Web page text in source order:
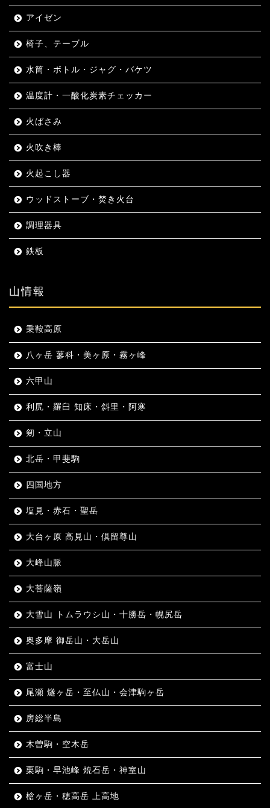
アイゼン
椅子、テーブル
水筒・ボトル・ジャグ・バケツ
温度計・一酸化炭素チェッカー
火ばさみ
火吹き棒
火起こし器
ウッドストーブ・焚き火台
調理器具
鉄板
山情報
乗鞍高原
八ヶ岳 蓼科・美ヶ原・霧ヶ峰
六甲山
利尻・羅臼 知床・斜里・阿寒
剱・立山
北岳・甲斐駒
四国地方
塩見・赤石・聖岳
大台ヶ原 高見山・倶留尊山
大峰山脈
大菩薩嶺
大雪山 トムラウシ山・十勝岳・幌尻岳
奥多摩 御岳山・大岳山
富士山
尾瀬 燧ヶ岳・至仏山・会津駒ヶ岳
房総半島
木曽駒・空木岳
栗駒・早池峰 焼石岳・神室山
槍ヶ岳・穂高岳 上高地